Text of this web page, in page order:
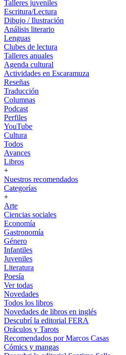
Talleres juveniles
Escritura/Lectura
Dibujo / Ilustración
Análisis literario
Lenguas
Clubes de lectura
Talleres anuales
Agenda cultural
Actividades en Escaramuza
Reseñas
Traducción
Columnas
Podcast
Perfiles
YouTube
Cultura
Todos
Avances
Libros
+
Nuestros recomendados
Categorías
+
Arte
Ciencias sociales
Economía
Gastronomía
Género
Infantiles
Juveniles
Literatura
Poesía
Ver todas
Novedades
Todos los libros
Novedades de libros en inglés
Descubrí la editorial FERA
Oráculos y Tarots
Recomendados por Marcos Casas
Cómics y mangas